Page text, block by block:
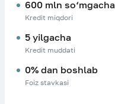
600 mln so‘mgacha
Kredit miqdori
5 yilgacha
Kredit muddati
0% dan boshlab
Foiz stavkasi